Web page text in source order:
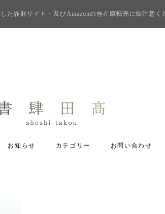
た詐欺サイト・及びAmazonの無在庫転売に御注意く
お知らせ カテゴリー お問い合わせ